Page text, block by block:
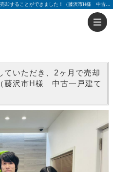
ていただき、2ヶ月で売却
藤沢市H様 中古一戸建て